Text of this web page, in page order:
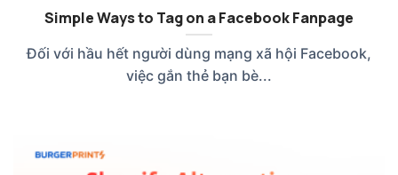
Simple Ways to Tag on a Facebook Fanpage
Đối với hầu hết người dùng mạng xã hội Facebook,
việc gắn thẻ bạn bè...